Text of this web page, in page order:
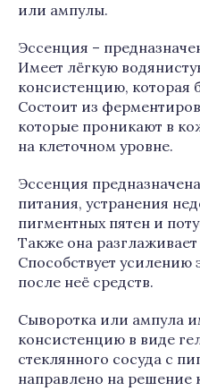
или ампулы.
Эссенция –
Имеет лёгкую
консистенцию, которая
Состоит из
которые проникают в
на клеточном уровне.
Эссенция
питания, устранения
пигментных пятен и
Также она
Способствует усилению
после неё средств.
Сыворотка или ампула
консистенцию в виде
стеклянного сосуда с
направлено на решение